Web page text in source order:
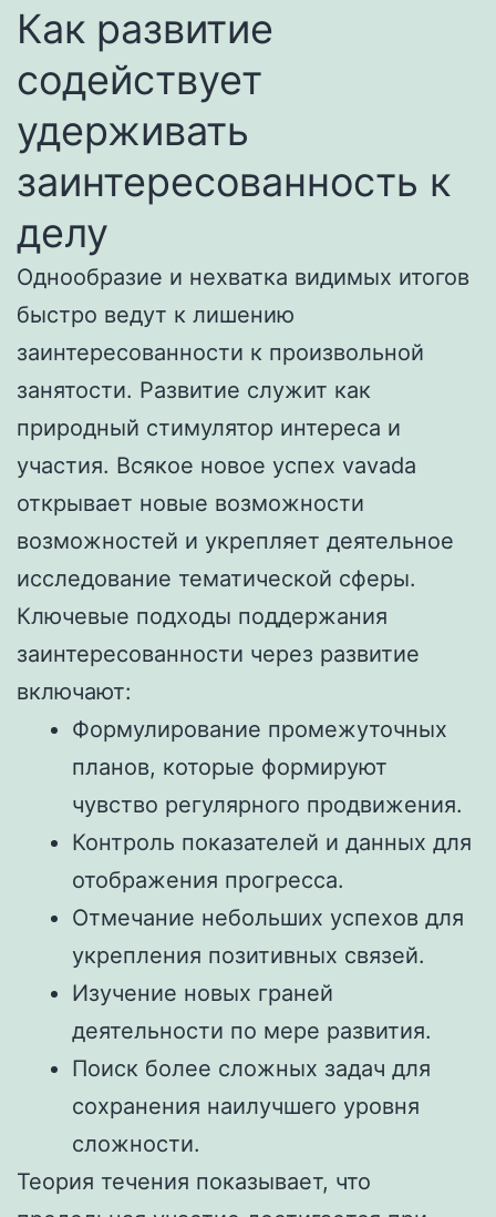
Как развитие
содействует
удерживать
заинтересованность к
делу
Однообразие и нехватка видимых итогов
быстро ведут к лишению
заинтересованности к произвольной
занятости. Развитие служит как
природный стимулятор интереса и
участия. Всякое новое успех vavada
открывает новые возможности
возможностей и укрепляет деятельное
исследование тематической сферы.
Ключевые подходы поддержания
заинтересованности через развитие
включают:
Формулирование промежуточных
планов, которые формируют
чувство регулярного продвижения.
Контроль показателей и данных для
отображения прогресса.
Отмечание небольших успехов для
укрепления позитивных связей.
Изучение новых граней
деятельности по мере развития.
Поиск более сложных задач для
сохранения наилучшего уровня
сложности.
Теория течения показывает, что